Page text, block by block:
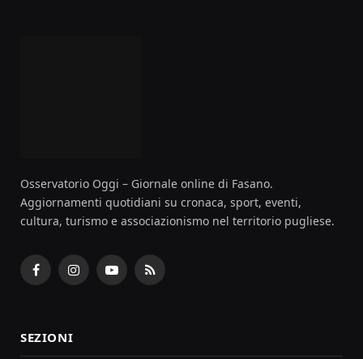
Osservatorio Oggi – Giornale online di Fasano.
Aggiornamenti quotidiani su cronaca, sport, eventi,
cultura, turismo e associazionismo nel territorio pugliese.
FacebookInstagramYouTubeRSS
SEZIONI